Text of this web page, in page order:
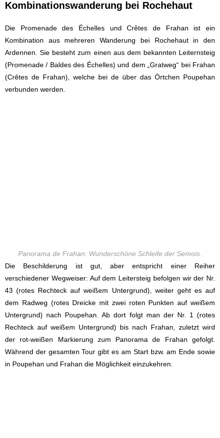
Kombinationswanderung bei Rochehaut
Die Promenade des Échelles und Crêtes de Frahan ist ein
Kombination aus mehreren Wanderung bei Rochehaut in den
Ardennen. Sie besteht zum einen aus dem bekannten Leiternsteig
(Promenade / Baldes des Échelles) und dem „Gratweg“ bei Frahan
(Crêtes de Frahan), welche bei de über das Örtchen Poupehan
verbunden werden.
Panorama de Frahan: Wunderschöne Schleife der Semois.
Die Beschilderung ist gut, aber entspricht einer Reiher
verschiedener Wegweiser: Auf dem Leitersteig befolgen wir der Nr.
43 (rotes Rechteck auf weißem Untergrund), weiter geht es auf
dem Radweg (rotes Dreicke mit zwei roten Punkten auf weißem
Untergrund) nach Poupehan. Ab dort folgt man der Nr. 1 (rotes
Rechteck auf weißem Untergrund) bis nach Frahan, zuletzt wird
der rot-weißen Markierung zum Panorama de Frahan gefolgt.
Während der gesamten Tour gibt es am Start bzw. am Ende sowie
in Poupehan und Frahan die Möglichkeit einzukehren.